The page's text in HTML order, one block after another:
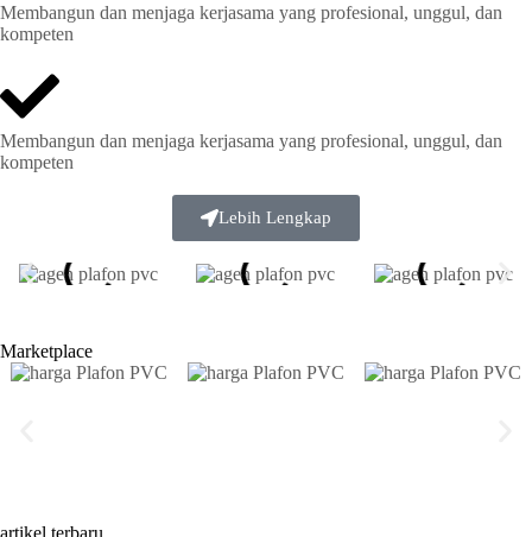
Membangun dan menjaga kerjasama yang profesional, unggul, dan
kompeten
Membangun dan menjaga kerjasama yang profesional, unggul, dan
kompeten
Lebih Lengkap
Marketplace
artikel terbaru